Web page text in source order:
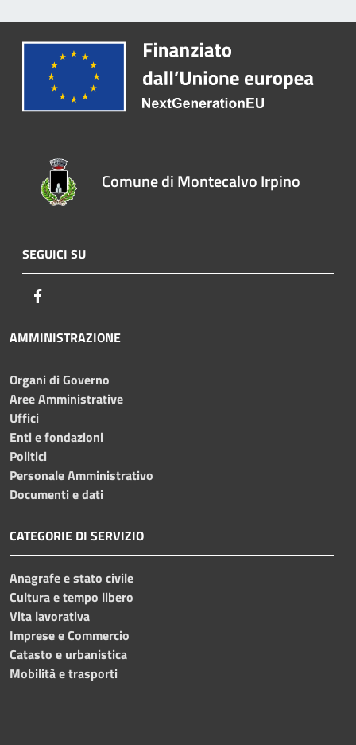
Comune di Montecalvo Irpino
SEGUICI SU
AMMINISTRAZIONE
Organi di Governo
Aree Amministrative
Uffici
Enti e fondazioni
Politici
Personale Amministrativo
Documenti e dati
CATEGORIE DI SERVIZIO
Anagrafe e stato civile
Cultura e tempo libero
Vita lavorativa
Imprese e Commercio
Catasto e urbanistica
Mobilità e trasporti